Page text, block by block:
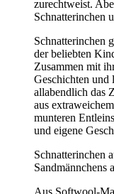
zurechtweist.
Schnatterinchen
Schnatterinchen
der beliebten
Zusammen mit
Geschichten
allabendlich das
aus
munteren
und eigene
Schnatterinchen
Sandmännchens
Aus Softwool-